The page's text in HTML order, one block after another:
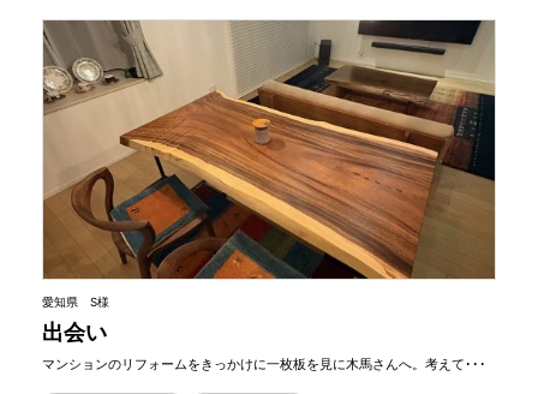
愛知県 S様
出会い
マンションのリフォームをきっかけに一枚板を見に木馬さんへ。考えて･･･